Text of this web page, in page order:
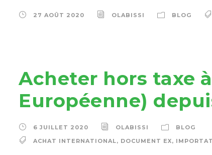
27 AOÛT 2020 OLABISSI BLOG
Acheter hors taxe
Européenne)
6 JUILLET 2020 OLABISSI
BLOG
ACHAT INTERNATIONAL, DOCUMENT EX,